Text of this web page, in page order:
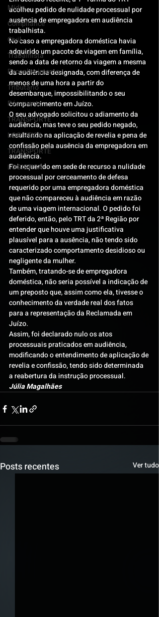
Mídia
Compliance
Civil
Trabalhista
Reconhecimento
Tributário
Pós-evento
TRANSPORTE
LOGISTICA
TRANSPORTE
LOGISTICA
acolheu pedido de nulidade processual por
ausência de empregadora em audiência
trabalhista.
No caso a empregadora doméstica havia
adquirido um pacote de viagem em família,
sendo a data de retorno da viagem a mesma
da audiência designada, com diferença de
menos de uma hora a partir do
desembarque, impossibilitando o seu
comparecimento em Juízo.
O seu advogado solicitou o adiamento da
audiência, mas teve o seu pedido negado,
resultando na aplicação de revelia e pena de
confissão pela ausência da empregadora em
audiência.
Foi requerido em sede de recurso a nulidade
processual por cerceamento de defesa
requerido por uma empregadora doméstica
que não compareceu à audiência em razão
de uma viagem internacional. O pedido foi
deferido, então, pelo TRT da 2ª Região por
entender que houve uma justificativa
plausível para a ausência, não tendo sido
caracterizado comportamento desidioso ou
negligente da mulher.
Também, tratando-se de empregadora
doméstica, não seria possível a indicação de
um preposto que, assim como ela, tivesse o
conhecimento da verdade real dos fatos
para a representação da Reclamada em
Juízo.
Assim, foi declarado nulo os atos
processuais praticados em audiência,
modificando o entendimento de aplicação de
revelia e confissão, tendo sido determinada
a reabertura da instrução processual.
Júlia Magalhães
Posts recentes Ver tudo